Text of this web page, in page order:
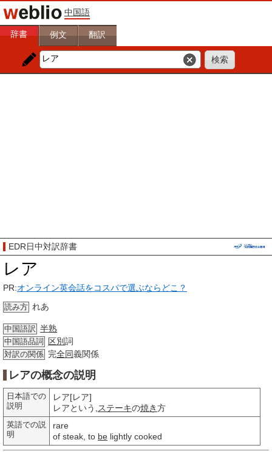
中国語
辞書 例文 翻訳
EDR日中対訳辞書
レア
PR:オンライン英会話をコスパで選ぶならどこ？
読み方 れあ
中国語訳 半熟
中国語品詞 区別詞
対訳の関係 完全同義関係
レアの概念の説明
日本語での
説明
レア[レア]
レアという, ステーキの焼き方
英語での説
明
rare
of steak, to be lightly cooked